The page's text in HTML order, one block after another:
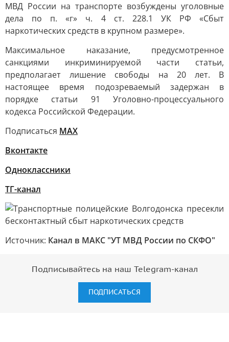
МВД России на транспорте возбуждены уголовные
дела по п. «г» ч. 4 ст. 228.1 УК РФ «Сбыт
наркотических средств в крупном размере».
Максимальное наказание, предусмотренное
санкциями инкриминируемой части статьи,
предполагает лишение свободы на 20 лет. В
настоящее время подозреваемый задержан в
порядке статьи 91 Уголовно-процессуального
кодекса Российской Федерации.
Подписаться МАХ
Вконтакте
Одноклассники
ТГ-канал
Источник: Канал в МАКС "УТ МВД России по СКФО"
Подписывайтесь на наш Telegram-канал
ПОДПИСАТЬСЯ